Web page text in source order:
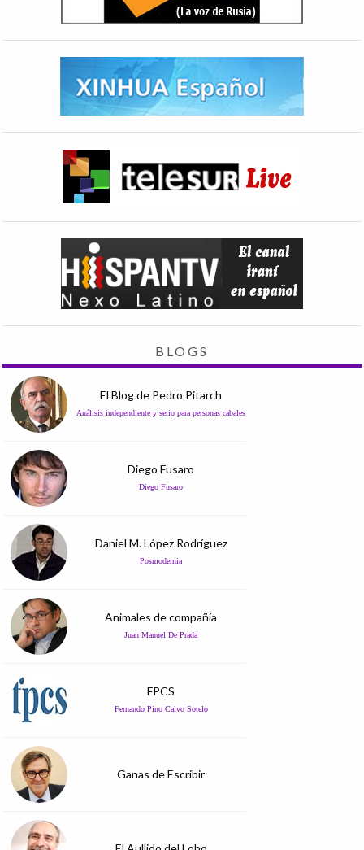
BLOGS
El Blog de Pedro Pitarch
Análisis independiente y serio para personas cabales
Diego Fusaro
Diego Fusaro
Daniel M. López Rodríguez
Posmodernia
Animales de compañía
Juan Manuel De Prada
FPCS
Fernando Pino Calvo Sotelo
Ganas de Escribir